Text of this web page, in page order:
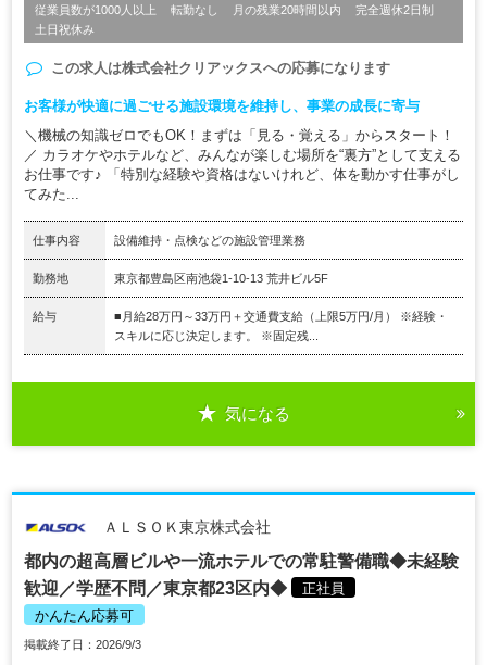
従業員数が1000人以上 転勤なし 月の残業20時間以内
完全週休2日制
土日祝休み
この求人は株式会社クリアックスへの応募になります
お客様が快適に過ごせる施設環境を維持し、事業の成長に寄与
＼機械の知識ゼロでもOK！まずは「見る・覚える」からスタート！
／ カラオケやホテルなど、みんなが楽しむ場所を“裏方”として支える
お仕事です♪ 「特別な経験や資格はないけれど、体を動かす仕事がし
てみた...
仕事内容 設備維持・点検などの施設管理業務
勤務地 東京都豊島区南池袋1-10-13 荒井ビル5F
給与
■月給28万円～33万円＋交通費支給（上限5万円/月） ※経験・
スキルに応じ決定します。 ※固定残...
気になる
ＡＬＳＯＫ東京株式会社
都内の超高層ビルや一流ホテルでの常駐警備職◆未経験
歓迎／学歴不問／東京都23区内◆
正社員
かんたん応募可
掲載終了日：2026/9/3